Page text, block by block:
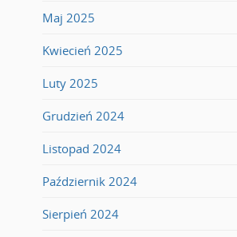
Maj 2025
Kwiecień 2025
Luty 2025
Grudzień 2024
Listopad 2024
Październik 2024
Sierpień 2024